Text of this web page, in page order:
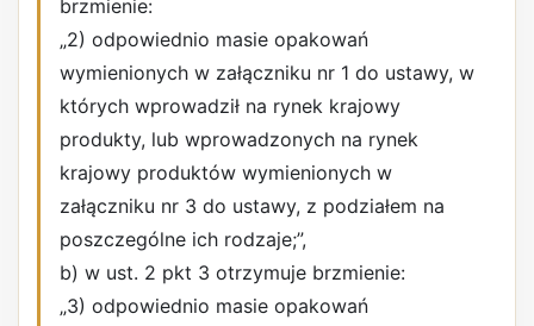
brzmienie:
„2) odpowiednio masie opakowań
wymienionych w załączniku nr 1 do ustawy, w
których wprowadził na rynek krajowy
produkty, lub wprowadzonych na rynek
krajowy produktów wymienionych w
załączniku nr 3 do ustawy, z podziałem na
poszczególne ich rodzaje;”,
b) w ust. 2 pkt 3 otrzymuje brzmienie:
„3) odpowiednio masie opakowań